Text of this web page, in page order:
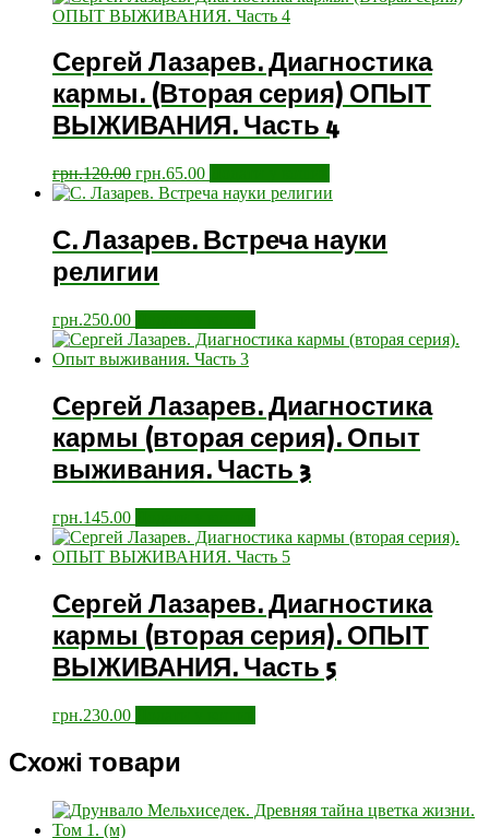
Сергей Лазарев. Диагностика
кармы. (Вторая серия) ОПЫТ
ВЫЖИВАНИЯ. Часть 4
грн.120.00 грн.65.00
С. Лазарев. Встреча науки
религии
грн.250.00
Сергей Лазарев. Диагностика
кармы (вторая серия). Опыт
выживания. Часть 3
грн.145.00
Сергей Лазарев. Диагностика
кармы (вторая серия). ОПЫТ
ВЫЖИВАНИЯ. Часть 5
грн.230.00
Схожі товари